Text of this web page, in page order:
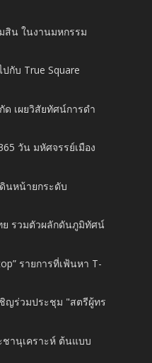
สิน ในงานมหกรรม
กับ True Square
เผยวิสัยทัศน์การดำ
วัน มหัศจรรย์เมือง
นหน้ายกระดับ
ย รวมตัวผลักดันภูมิทัศน์
รายการที่เฟ้นหา T-
ญร่วมประชุม "สตรีผู้ทร
ชานุเคราะห์ ต้นแบบ